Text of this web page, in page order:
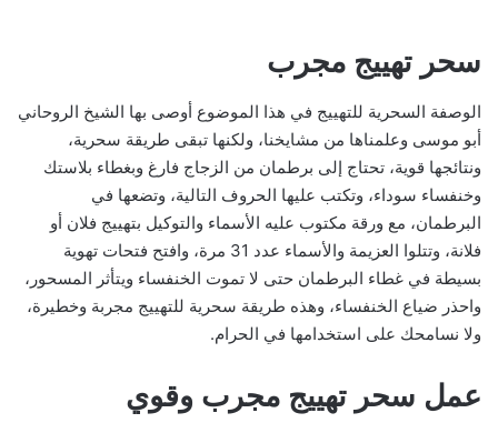
سحر تهييج مجرب
الوصفة السحرية للتهييج في هذا الموضوع أوصى بها الشيخ الروحاني
أبو موسى وعلمناها من مشايخنا، ولكنها تبقى طريقة سحرية،
ونتائجها قوية، تحتاج إلى برطمان من الزجاج فارغ وبغطاء بلاستك
وخنفساء سوداء، وتكتب عليها الحروف التالية، وتضعها في
البرطمان، مع ورقة مكتوب عليه الأسماء والتوكيل بتهييج فلان أو
فلانة، وتتلوا العزيمة والأسماء عدد 31 مرة، وافتح فتحات تهوية
بسيطة في غطاء البرطمان حتى لا تموت الخنفساء ويتأثر المسحور،
واحذر ضياع الخنفساء، وهذه طريقة سحرية للتهييج مجربة وخطيرة،
ولا نسامحك على استخدامها في الحرام.
عمل سحر تهييج مجرب وقوي